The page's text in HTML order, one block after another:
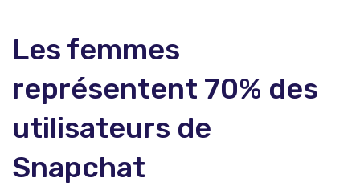
Les femmes
représentent 70% des
utilisateurs de
Snapchat